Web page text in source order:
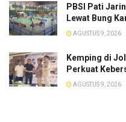
PBSI Pati
Lewat Bung
AGUSTUS 9, 2026
​Kemping di
Perkuat
AGUSTUS 9, 2026